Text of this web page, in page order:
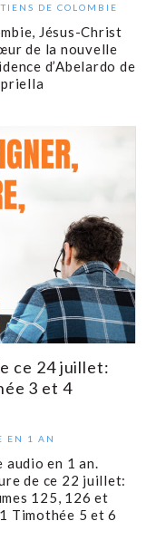
DE COLOMBIE
Jésus-Christ
de la nouvelle
d’Abelardo de
ce 24 juillet:
3 et 4
EN 1 AN
audio en 1 an.
de ce 22 juillet:
125, 126 et
Timothée 5 et 6